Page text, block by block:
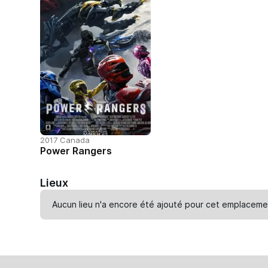
2017 Canada
Power Rangers
Lieux
Aucun lieu n'a encore été ajouté pour cet